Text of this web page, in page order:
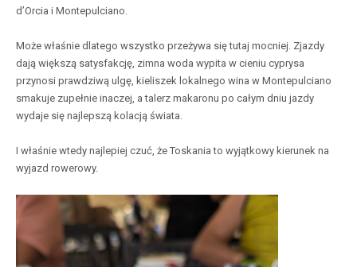
d’Orcia i Montepulciano.
Może właśnie dlatego wszystko przeżywa się tutaj mocniej. Zjazdy
dają większą satysfakcję, zimna woda wypita w cieniu cyprysa
przynosi prawdziwą ulgę, kieliszek lokalnego wina w Montepulciano
smakuje zupełnie inaczej, a talerz makaronu po całym dniu jazdy
wydaje się najlepszą kolacją świata.
I właśnie wtedy najlepiej czuć, że Toskania to wyjątkowy kierunek na
wyjazd rowerowy.